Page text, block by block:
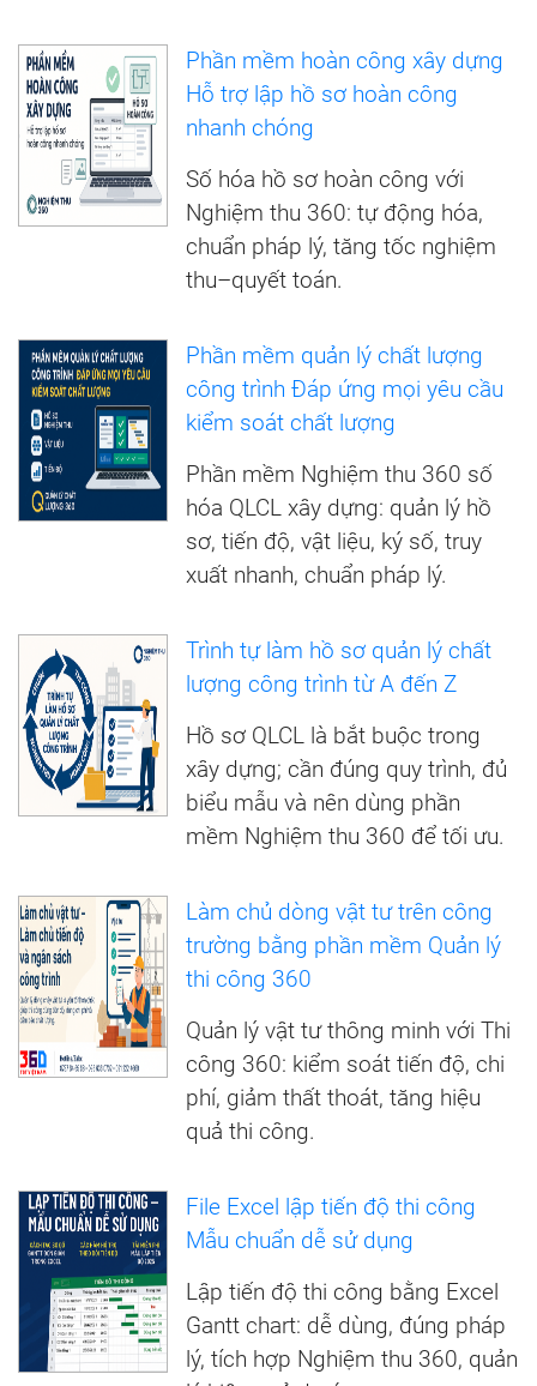
Phần mềm hoàn công xây dựng
Hỗ trợ lập hồ sơ hoàn công
nhanh chóng
Số hóa hồ sơ hoàn công với
Nghiệm thu 360: tự động hóa,
chuẩn pháp lý, tăng tốc nghiệm
thu–quyết toán.
Phần mềm quản lý chất lượng
công trình Đáp ứng mọi yêu cầu
kiểm soát chất lượng
Phần mềm Nghiệm thu 360 số
hóa QLCL xây dựng: quản lý hồ
sơ, tiến độ, vật liệu, ký số, truy
xuất nhanh, chuẩn pháp lý.
Trình tự làm hồ sơ quản lý chất
lượng công trình từ A đến Z
Hồ sơ QLCL là bắt buộc trong
xây dựng; cần đúng quy trình, đủ
biểu mẫu và nên dùng phần
mềm Nghiệm thu 360 để tối ưu.
Làm chủ dòng vật tư trên công
trường bằng phần mềm Quản lý
thi công 360
Quản lý vật tư thông minh với Thi
công 360: kiểm soát tiến độ, chi
phí, giảm thất thoát, tăng hiệu
quả thi công.
File Excel lập tiến độ thi công
Mẫu chuẩn dễ sử dụng
Lập tiến độ thi công bằng Excel
Gantt chart: dễ dùng, đúng pháp
lý, tích hợp Nghiệm thu 360, quản